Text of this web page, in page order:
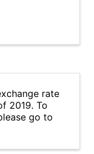
rate
2019. To
go to